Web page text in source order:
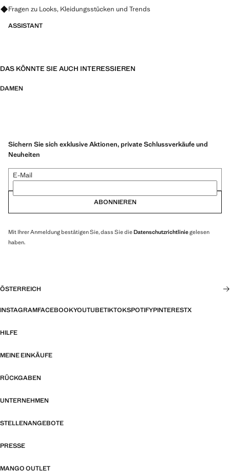
Fragen zu Looks, Kleidungsstücken und Trends
ASSISTANT
DAS KÖNNTE SIE AUCH INTERESSIEREN
DAMEN
Sichern Sie sich exklusive Aktionen, private Schlussverkäufe und
Neuheiten
E-Mail
ABONNIEREN
Mit Ihrer Anmeldung bestätigen Sie, dass Sie dieDatenschutzrichtliniegelesen
haben.
ÖSTERREICH
INSTAGRAMFACEBOOKYOUTUBETIKTOKSPOTIFYPINTERESTX
HILFE
MEINE EINKÄUFE
RÜCKGABEN
UNTERNEHMEN
STELLENANGEBOTE
PRESSE
MANGO OUTLET